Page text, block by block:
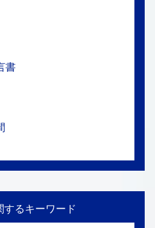
書
するキーワード